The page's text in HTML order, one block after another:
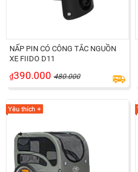
NẤP PIN CÓ CÔNG TẮC NGUỒN
XE FIIDO D11
₫390.000 480.000